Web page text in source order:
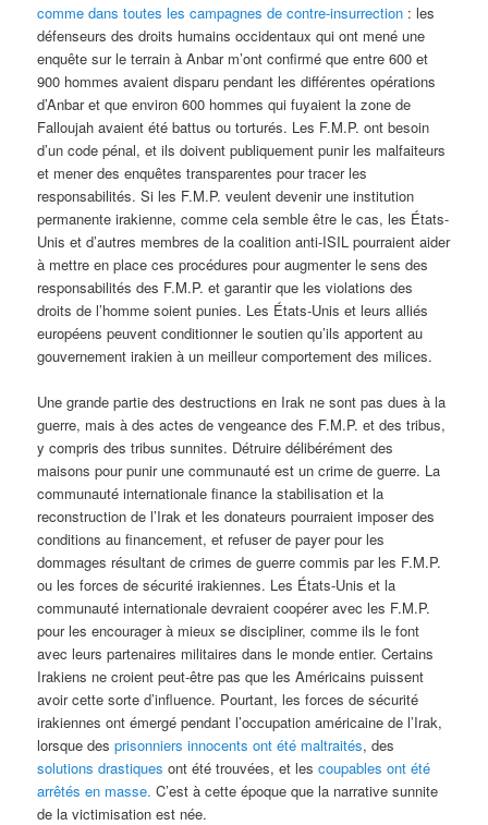
comme dans toutes les campagnes de contre-insurrection : les
défenseurs des droits humains occidentaux qui ont mené une
enquête sur le terrain à Anbar m’ont confirmé que entre 600 et
900 hommes avaient disparu pendant les différentes opérations
d’Anbar et que environ 600 hommes qui fuyaient la zone de
Falloujah avaient été battus ou torturés. Les F.M.P. ont besoin
d’un code pénal, et ils doivent publiquement punir les malfaiteurs
et mener des enquêtes transparentes pour tracer les
responsabilités. Si les F.M.P. veulent devenir une institution
permanente irakienne, comme cela semble être le cas, les États-
Unis et d’autres membres de la coalition anti-ISIL pourraient aider
à mettre en place ces procédures pour augmenter le sens des
responsabilités des F.M.P. et garantir que les violations des
droits de l’homme soient punies. Les États-Unis et leurs alliés
européens peuvent conditionner le soutien qu’ils apportent au
gouvernement irakien à un meilleur comportement des milices.
Une grande partie des destructions en Irak ne sont pas dues à la
guerre, mais à des actes de vengeance des F.M.P. et des tribus,
y compris des tribus sunnites. Détruire délibérément des
maisons pour punir une communauté est un crime de guerre. La
communauté internationale finance la stabilisation et la
reconstruction de l’Irak et les donateurs pourraient imposer des
conditions au financement, et refuser de payer pour les
dommages résultant de crimes de guerre commis par les F.M.P.
ou les forces de sécurité irakiennes. Les États-Unis et la
communauté internationale devraient coopérer avec les F.M.P.
pour les encourager à mieux se discipliner, comme ils le font
avec leurs partenaires militaires dans le monde entier. Certains
Irakiens ne croient peut-être pas que les Américains puissent
avoir cette sorte d’influence. Pourtant, les forces de sécurité
irakiennes ont émergé pendant l’occupation américaine de l’Irak,
lorsque desprisonniers innocents ont été maltraités, des
solutions drastiques ont été trouvées, et lescoupables ont été
arrêtés en masse. C’est à cette époque que la narrative sunnite
de la victimisation est née.